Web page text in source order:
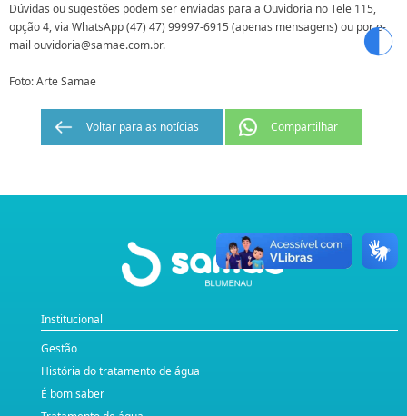
Dúvidas ou sugestões podem ser enviadas para a Ouvidoria no Tele 115,
opção 4, via WhatsApp (47) 47) 99997-6915 (apenas mensagens) ou por e-
mail ouvidoria@samae.com.br.
Foto: Arte Samae
Voltar para as notícias Compartilhar
Institucional
Gestão
História do tratamento de água
É bom saber